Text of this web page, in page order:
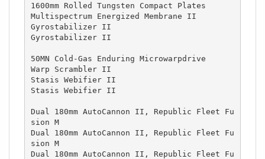
1600mm Rolled Tungsten Compact Plates
Multispectrum Energized Membrane II
Gyrostabilizer II
Gyrostabilizer II
50MN Cold-Gas Enduring Microwarpdrive
Warp Scrambler II
Stasis Webifier II
Stasis Webifier II
Dual 180mm AutoCannon II, Republic Fleet Fu
sion M
Dual 180mm AutoCannon II, Republic Fleet Fu
sion M
Dual 180mm AutoCannon II, Republic Fleet Fu